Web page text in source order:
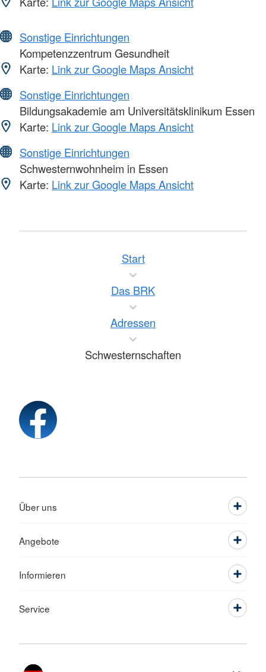
Sonstige Einrichtungen
Kompetenzzentrum Gesundheit
Karte: Link zur Google Maps Ansicht
Sonstige Einrichtungen
Bildungsakademie am Universitätsklinikum Essen
Karte: Link zur Google Maps Ansicht
Sonstige Einrichtungen
Schwesternwohnheim in Essen
Karte: Link zur Google Maps Ansicht
Start
Das BRK
Adressen
Schwesternschaften
Über uns
Angebote
Informieren
Service
Sprache wechseln zu